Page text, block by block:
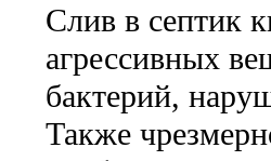
Слив в септик
агрессивных
бактерий,
Также